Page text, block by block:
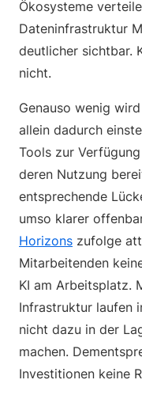
Ökosysteme
Dateninfrastruktur
deutlicher sichtbar.
nicht.
Genauso wenig
allein dadurch
Tools zur
deren Nutzung
entsprechende
umso klarer
Horizons zufolge
Mitarbeitenden
KI am Arbeitsplatz.
Infrastruktur laufen
nicht dazu in der
machen.
Investitionen keine